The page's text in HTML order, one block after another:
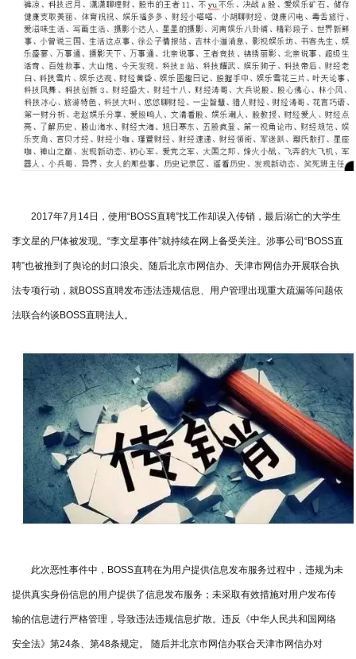
2017年7月14日，使用“BOSS直聘”找工作却误入传销，最后溺亡的大学生
李文星的尸体被发现。“李文星事件”就持续在网上备受关注。涉事公司“BOSS直
聘”也被推到了舆论的封口浪尖。随后北京市网信办、天津市网信办开展联合执
法专项行动，就BOSS直聘发布违法违规信息、用户管理出现重大疏漏等问题依
法联合约谈BOSS直聘法人。
此次恶性事件中，BOSS直聘在为用户提供信息发布服务过程中，违规为未
提供真实身份信息的用户提供了信息发布服务；未采取有效措施对用户发布传
输的信息进行严格管理，导致违法违规信息扩散。违反《中华人民共和国网络
安全法》第24条、第48条规定。 随后并北京市网信办联合天津市网信办对